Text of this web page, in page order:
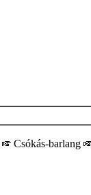
Csókás-barlang